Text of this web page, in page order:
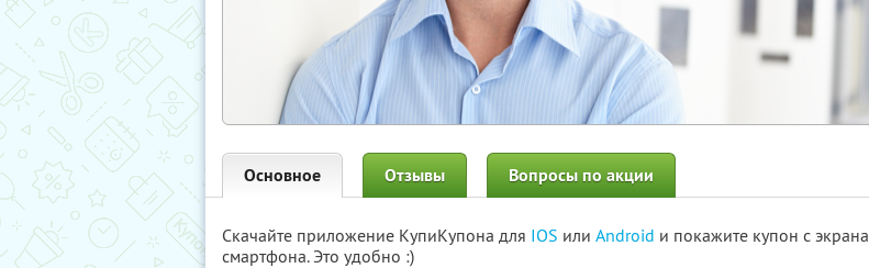
Основное Отзывы Вопросы по акции
Скачайте приложение КупиКупона для IOS или Android и покажите купон с экрана
смартфона. Это удобно :)